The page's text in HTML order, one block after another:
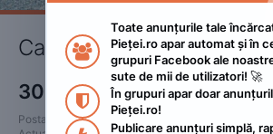
Casa de vacanța de
300 RON
Postat
2022. august 31.

Toate anunțurile tale
Pieței.ro apar automat și în
grupuri Facebook ale
sute de mii de utilizatori! 🚀

În grupuri apar doar
Pieței.ro!
Publicare anunțuri simplă,